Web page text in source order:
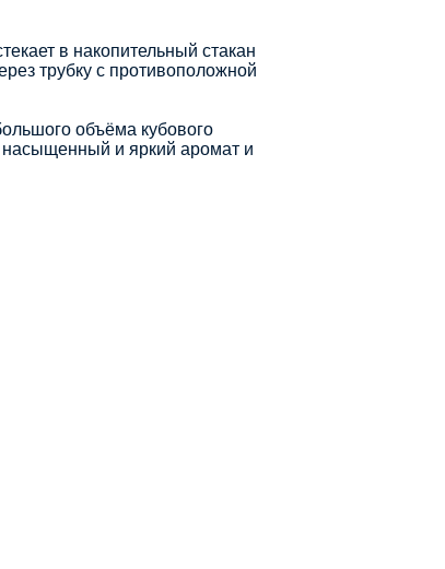
в накопительный стакан
трубку с противоположной
объёма кубового
насыщенный и яркий аромат и